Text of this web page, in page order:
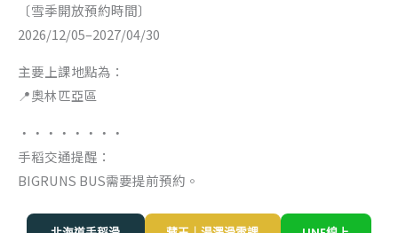
〔雪季開放預約時間〕
2026/12/05–2027/04/30
主要上課地點為：
📍奧林匹亞區
・・・・・・・・
手稻交通提醒：
BIGRUNS BUS需要提前預約。